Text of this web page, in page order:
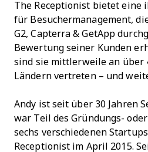
The Receptionist bietet eine
für Besuchermanagement,
G2, Capterra & GetApp
Bewertung seiner Kunden
sind sie mittlerweile an über
Ländern vertreten – und
Andy ist seit über 30 Jahren
war Teil des Gründungs-
sechs verschiedenen
Receptionist im April 2015.